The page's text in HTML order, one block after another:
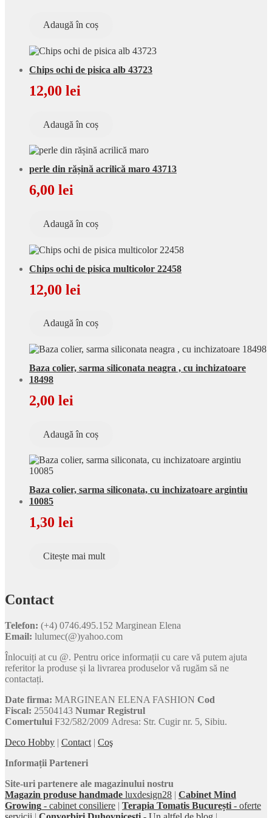
Adaugă în coș
Chips ochi de pisica alb 43723
12,00 lei
Adaugă în coș
perle din rășină acrilică maro 43713
6,00 lei
Adaugă în coș
Chips ochi de pisica multicolor 22458
12,00 lei
Adaugă în coș
Baza colier, sarma siliconata neagra , cu inchizatoare
18498
2,00 lei
Adaugă în coș
Baza colier, sarma siliconata, cu inchizatoare argintiu
10085
1,30 lei
Citește mai mult
Contact
Telefon: (+4) 0746.495.152 Marginean Elena
Email: lulumec(@)yahoo.com
Înlocuiți at cu @. Pentru orice informații cu care vă putem ajuta
referitor la produse și la livrarea produselor vă rugăm să ne
contactați.
Date firma: MARGINEAN ELENA FASHION Cod
Fiscal: 25504143 Numar Registrul
Comertului F32/582/2009 Adresa: Str. Cugir nr. 5, Sibiu.
Deco Hobby | Contact | Coş
Informații Parteneri
Site-uri partenere ale magazinului nostru
Magazin produse handmade luxdesign28 | Cabinet Mind
Growing - cabinet consiliere | Terapia Tomatis București - oferte